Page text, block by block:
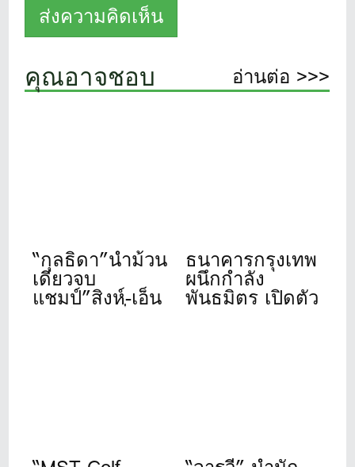
คุณอาจชอบ อ่านต่อ >>>
“กุลธิดา”นำม้วน
เดียวจบ
แชมป์”สิงห์-เอ็น
เอสดีเอฟ”ที่เดอะ
ธนาคารกรุงเทพ
ผนึกกำลัง
พันธมิตร เปิดตัว